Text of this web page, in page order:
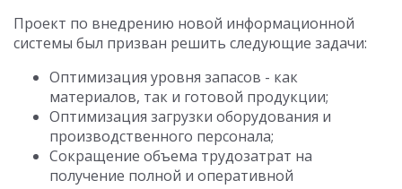
Проект по внедрению новой информационной
системы был призван решить следующие задачи:
Оптимизация уровня запасов - как
материалов, так и готовой продукции;
Оптимизация загрузки оборудования и
производственного персонала;
Сокращение объема трудозатрат на
получение полной и оперативной